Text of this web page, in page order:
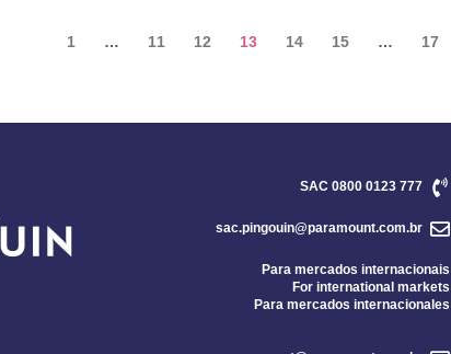
1 … 11 12 13 14 15 … 17
SAC 0800 0123 777
sac.pingouin@paramount.com.br
Para mercados internacionais
For international markets
Para mercados internacionales